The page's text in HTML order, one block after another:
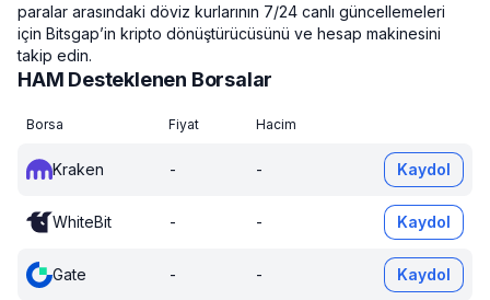
paralar arasındaki döviz kurlarının 7/24 canlı güncellemeleri
için Bitsgap’in kripto dönüştürücüsünü ve hesap makinesini
takip edin.
HAM Desteklenen Borsalar
Borsa Fiyat Hacim
Kraken - - Kaydol
WhiteBit - - Kaydol
Gate - - Kaydol